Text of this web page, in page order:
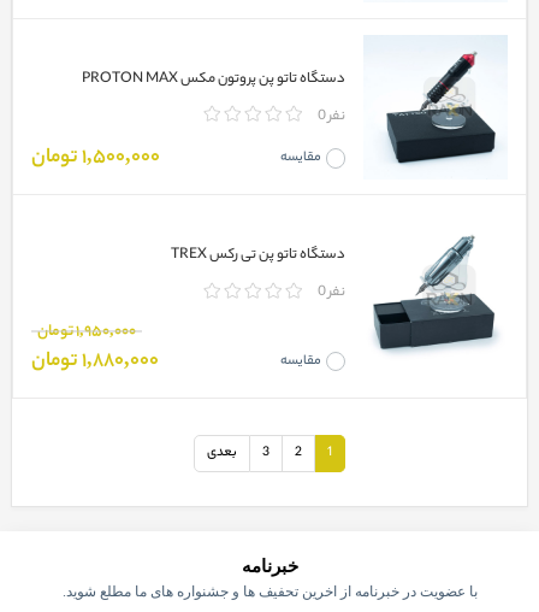
دستگاه تاتو پن پروتون مکس PROTON MAX
0 نفر
مقایسه 1,500,000 تومان
دستگاه تاتو پن تی رکس TREX
0 نفر
مقایسه
1,950,000 تومان
1,880,000 تومان
1
2
3 بعدی
خبرنامه
با عضویت در خبرنامه از اخرین تحفیف ها و جشنواره های ما مطلع شوید.